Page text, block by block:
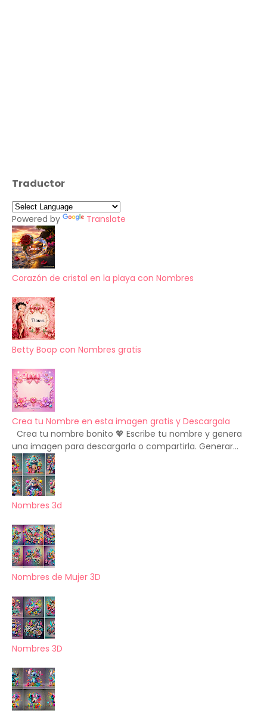
Traductor
Powered by Translate
Corazón de cristal en la playa con Nombres
Betty Boop con Nombres gratis
Crea tu Nombre en esta imagen gratis y Descargala
Crea tu nombre bonito 💖 Escribe tu nombre y genera
una imagen para descargarla o compartirla. Generar...
Nombres 3d
Nombres de Mujer 3D
Nombres 3D